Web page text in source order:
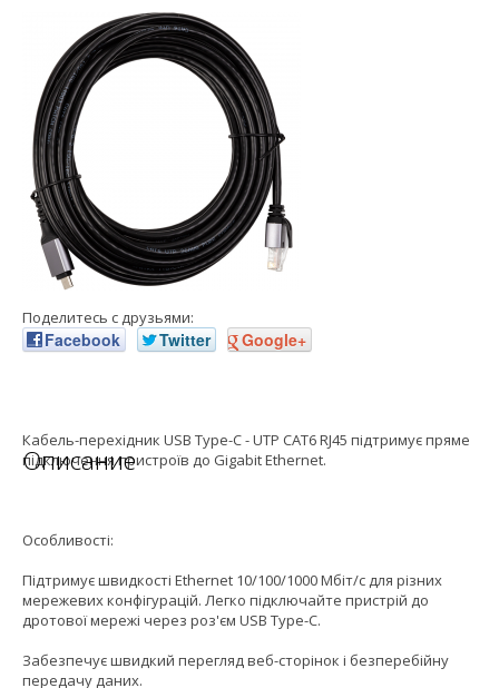
Поделитесь с друзьями:
Facebook Twitter Google+
Описание
Кабель-перехідник USB Type-C - UTP CAT6 RJ45 підтримує пряме
підключення пристроїв до Gigabit Ethernet.
Особливості:
Підтримує швидкості Ethernet 10/100/1000 Мбіт/с для різних
мережевих конфігурацій. Легко підключайте пристрій до
дротової мережі через роз'єм USB Type-C.
Забезпечує швидкий перегляд веб-сторінок і безперебійну
передачу даних.